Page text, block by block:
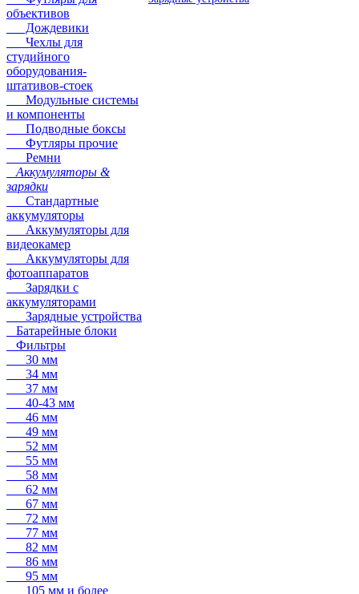
объективов
Дождевики
Чехлы для
студийного
оборудования-
штативов-стоек
Модульные системы
и компоненты
Подводные боксы
Футляры прочие
Ремни
Аккумуляторы &
зарядки
Стандартные
аккумуляторы
Аккумуляторы для
видеокамер
Аккумуляторы для
фотоаппаратов
Зарядки с
аккумуляторами
Зарядные устройства
Батарейные блоки
Фильтры
30 мм
34 мм
37 мм
40-43 мм
46 мм
49 мм
52 мм
55 мм
58 мм
62 мм
67 мм
72 мм
77 мм
82 мм
86 мм
95 мм
105 мм и более